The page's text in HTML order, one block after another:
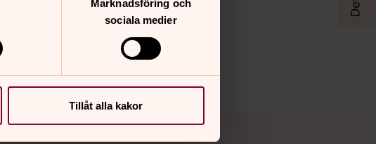
Marknadsföring och
sociala medier
Tillåt alla kakor